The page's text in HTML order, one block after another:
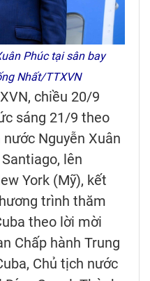
Phúc tại sân bay
Nhất/TTXVN
chiều 20/9
sáng 21/9 theo
Nguyễn Xuân
lên
York (Mỹ), kết
trình thăm
theo lời mời
Chấp hành Trung
Chủ tịch nước